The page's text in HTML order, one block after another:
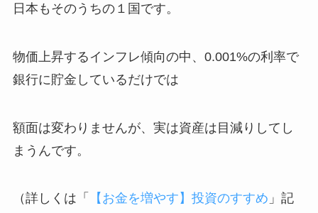
日本もそのうちの１国です。
物価上昇するインフレ傾向の中、0.001%の利率で
銀行に貯金しているだけでは
額面は変わりませんが、実は資産は目減りしてし
まうんです。
（詳しくは「 【お金を増やす】投資のすすめ 」記